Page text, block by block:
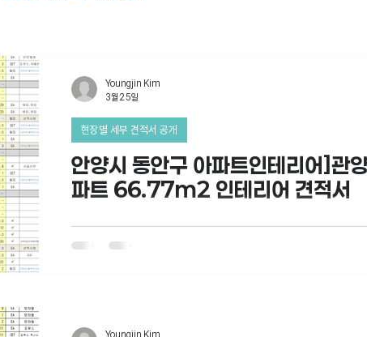
안양시 동안구 아파트인테리어]관
파트 66.77m2 인테리어 견적서
현장별 세부 견적서 공개
Youngjin Kim
3월 25일
Youngjin Kim